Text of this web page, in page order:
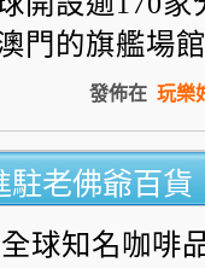
門的旗艦場
發佈在 玩樂
駐老佛爺百貨
全球知名咖啡